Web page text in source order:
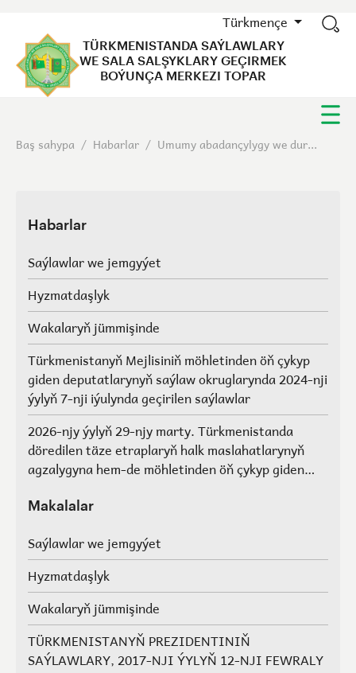
Türkmençe
TÜRKMENISTANDA SAÝLAWLARY
WE SALA SALŞYKLARY GEÇIRMEK
BOÝUNÇA MERKEZI TOPAR
Baş sahypa / Habarlar / Umumy abadançylygy we dur...
Habarlar
Saýlawlar we jemgyýet
Hyzmatdaşlyk
Wakalaryň jümmişinde
Türkmenistanyň Mejlisiniň möhletinden öň çykyp
giden deputatlarynyň saýlaw okruglarynda 2024-nji
ýylyň 7-nji iýulynda geçirilen saýlawlar
2026-njy ýylyň 29-njy marty. Türkmenistanda
döredilen täze etraplaryň halk maslahatlarynyň
agzalygyna hem-de möhletinden öň çykyp giden
maslahatlarynyň we Geňeşleriň agzalarynyň ýerine
Makalalar
Saýlawlar we jemgyýet
Hyzmatdaşlyk
Wakalaryň jümmişinde
TÜRKMENISTANYŇ PREZIDENTINIŇ
SAÝLAWLARY, 2017-NJI ÝYLYŇ 12-NJI FEWRALY